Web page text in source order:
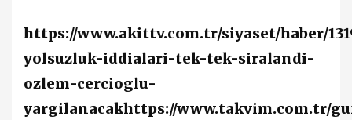
https://www.akittv.com.tr/siyaset/haber/
yolsuzluk-iddialari-tek-tek-siralandi-
ozlem-cercioglu-
yargilanacakhttps://www.takvim.com.tr/